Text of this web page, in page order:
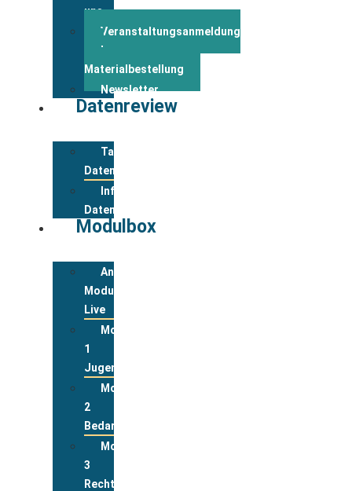
uns
Veranstaltungsanmeldung
und
Materialbestellung
Newsletter
Datenreview
Tabelle
Datenreview
Informationen
Datenreview
Modulbox
Anmeldung
Modulbox
Live
Modul
1
Jugend
Modul
2
Bedarfslagen
Modul
3
Rechte